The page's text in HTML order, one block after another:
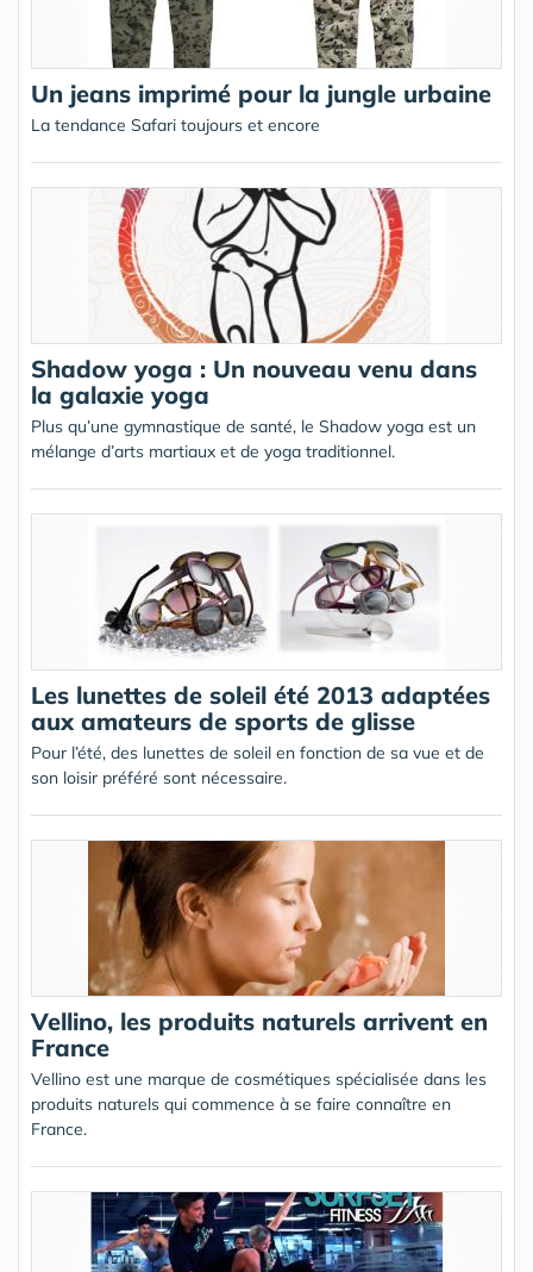
Un jeans imprimé pour la jungle urbaine
La tendance Safari toujours et encore
Shadow yoga : Un nouveau venu dans
la galaxie yoga
Plus qu’une gymnastique de santé, le Shadow yoga est un
mélange d’arts martiaux et de yoga traditionnel.
Les lunettes de soleil été 2013 adaptées
aux amateurs de sports de glisse
Pour l’été, des lunettes de soleil en fonction de sa vue et de
son loisir préféré sont nécessaire.
Vellino, les produits naturels arrivent en
France
Vellino est une marque de cosmétiques spécialisée dans les
produits naturels qui commence à se faire connaître en
France.